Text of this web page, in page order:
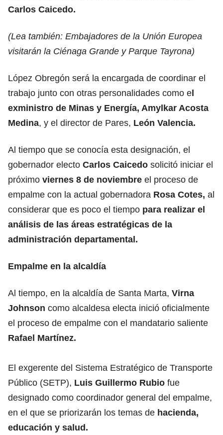
Carlos Caicedo.
(Lea también: Embajadores de la Unión Europea
visitarán la Ciénaga Grande y Parque Tayrona)
López Obregón será la encargada de coordinar el
trabajo junto con otras personalidades como el
exministro de Minas y Energía, Amylkar Acosta
Medina, y el director de Pares, León Valencia.
Al tiempo que se conocía esta designación, el
gobernador electo Carlos Caicedo solicitó iniciar el
próximo viernes 8 de noviembre el proceso de
empalme con la actual gobernadora Rosa Cotes, al
considerar que es poco el tiempo para realizar el
análisis de las áreas estratégicas de la
administración departamental.
Empalme en la alcaldía
Al tiempo, en la alcaldía de Santa Marta, Virna
Johnson como alcaldesa electa inició oficialmente
el proceso de empalme con el mandatario saliente
Rafael Martínez.
El exgerente del Sistema Estratégico de Transporte
Público (SETP), Luis Guillermo Rubio fue
designado como coordinador general del empalme,
en el que se priorizarán los temas de hacienda,
educación y salud.